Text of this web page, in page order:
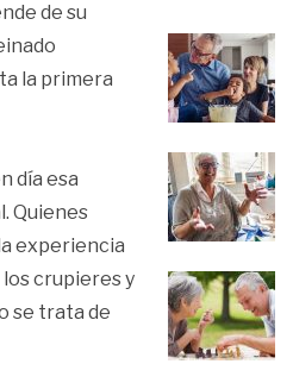
de su
la primera
día esa
Quienes
experiencia
crupieres y
se trata de